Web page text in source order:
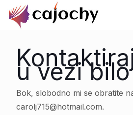
u vezi
Bok, slobodno mi se obratite
carolj715@hotmail.com.